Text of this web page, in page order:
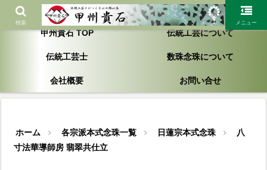
「一生お付き合いが出来る製品作り」を心がけ大切にしております
甲州貴石 TOP 伝統工芸について
伝統工芸士 数珠念珠について
会社概要 お問い合せ
ホーム 各宗派本式念珠一覧 日蓮宗本式念珠
八
寸法華導師房 翡翠共仕立
検索 メニュー